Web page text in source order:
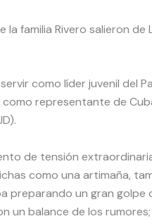
familia Rivero salieron de
como líder juvenil del
representante de
de tensión
como una artimaña,
preparando un gran golpe
un balance de los